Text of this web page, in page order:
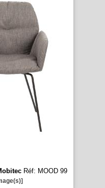
Réf: MOOD 99